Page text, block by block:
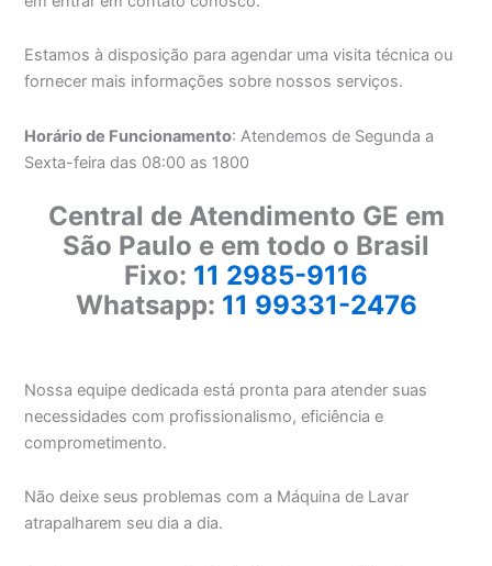
Estamos à disposição para agendar uma visita técnica ou
fornecer mais informações sobre nossos serviços.
Horário de Funcionamento: Atendemos de Segunda a
Sexta-feira das 08:00 as 1800
Central de Atendimento GE em
São Paulo e em todo o Brasil
Fixo: 11 2985-9116
Whatsapp: 11 99331-2476
Nossa equipe dedicada está pronta para atender suas
necessidades com profissionalismo, eficiência e
comprometimento.
Não deixe seus problemas com a Máquina de Lavar
atrapalharem seu dia a dia.